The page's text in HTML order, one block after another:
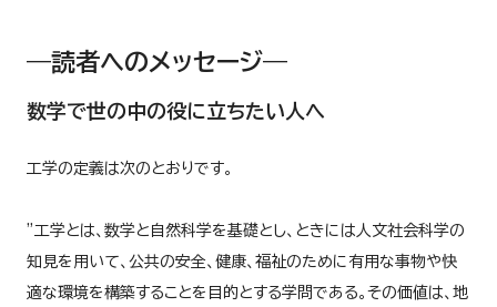
―読者へのメッセージ―
数学で世の中の役に立ちたい人へ
工学の定義は次のとおりです。
”工学とは、数学と自然科学を基礎とし、ときには人文社会科学の
知見を用いて、公共の安全、健康、福祉のために有用な事物や快
適な環境を構築することを目的とする学問である。その価値は、地